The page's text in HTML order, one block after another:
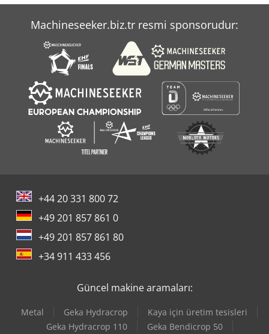
Bomag Bw 90
Bomag Bw 90 Ad
Bomag Bw 90 Ad 2
Machineseeker.biz.tr resmi sponsorudur:
+44 20 331 800 72
+49 201 857 861 0
+49 201 857 861 80
+34 911 433 456
Güncel makine aramaları:
Metal Geka Hydracrop
Kaya için üretim tesisleri
Geka Hydracrop 110
Geka Bendicrop 50